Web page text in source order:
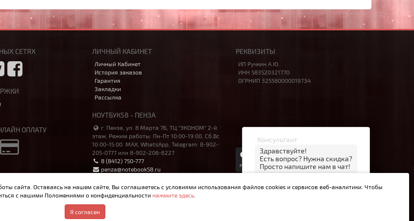
СЕТЯХ
ОПЛАТУ
ЛИЧНЫЙ КАБИНЕТ
Личный Кабинет
История заказов
Гарантия
Закладки
Рассылка
НОУТБУК58 - ПЕНЗА
г. Пенза, ул. 8 Марта 7Б, ТЦ "ЭКОНОМ" 2-й
этаж. Режим работы: Пн-Пт 10:00-19:00, Сб,Вс
10:00-15:00. MAX, WhatsApp, Telegram: 8-902-
205-0777 или 8-902-206-6227
8 (8412) 750-777
penza@notebook58.ru
РЕКВИЗИТЫ
ИП Ручкин А.Ю.
ИНН 583520321770
ОГРНИП 325580000019734
и цены на сайте не являются публичной офертой, определяемой Ст.437 ГК РФ.
Консультант
Здравствуйте!
Есть вопрос? Нужна скидка?
Просто напишите нам в чат!
00:37
сайта. Оставаясь на нашем сайте, Вы соглашаетесь с условиями использования файлов cookies и сервисов веб-аналитики. Чтобы
с нашими Положениями о конфиденциальности нажмите здесь.
Я согласен